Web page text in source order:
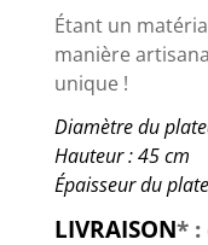
Étant un
manière
unique !
Diamètre du
Hauteur : 45 cm
Épaisseur du
LIVRAISON* :